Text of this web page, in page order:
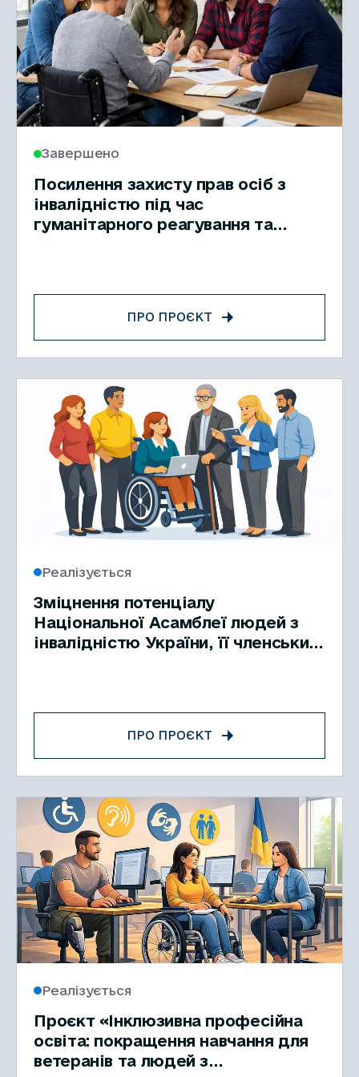
Завершено
Посилення захисту прав осіб з
інвалідністю під час
гуманітарного реагування та
ПРО ПРОЄКТ
Реалізується
Зміцнення потенціалу
Національної Асамблеї людей з
інвалідністю України, її членських
ПРО ПРОЄКТ
Реалізується
Проєкт «Інклюзивна професійна
освіта: покращення навчання для
ветеранів та людей з